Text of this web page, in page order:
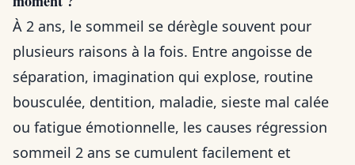
À 2 ans, le sommeil se dérègle souvent pour
plusieurs raisons à la fois. Entre angoisse de
séparation, imagination qui explose, routine
bousculée, dentition, maladie, sieste mal calée
ou fatigue émotionnelle, les causes régression
sommeil 2 ans se cumulent facilement et